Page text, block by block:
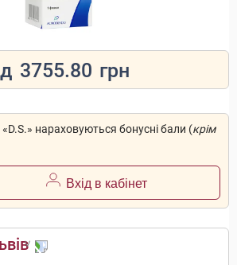
3755.80 грн
нараховуються бонусні бали (крім
Вхід в кабінет